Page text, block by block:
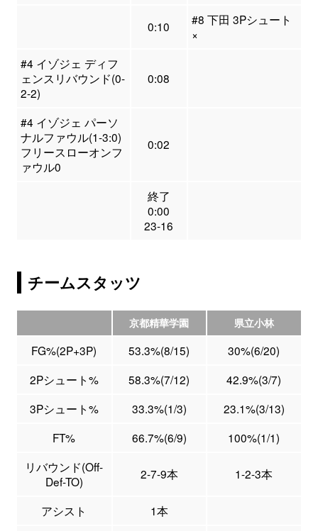
0:10
#8 下田 3Pシュート
×
#4 イゾジェ ディフ
ェンスリバウンド(0-
2-2)
0:08
#4 イゾジェ パーソ
ナルファウル(1-3:0)
フリースローオンフ
ァウル0
0:02
終了
0:00
23-16
チームスタッツ
京都精華学園 県立小林
FG%(2P+3P) 53.3%(8/15)
30%(6/20)
2Pシュート%
58.3%(7/12)
42.9%(3/7)
3Pシュート%
33.3%(1/3)
23.1%(3/13)
FT%
66.7%(6/9)
100%(1/1)
リバウンド(Off-
Def-TO)
2-7-9本 1-2-3本
アシスト
1本